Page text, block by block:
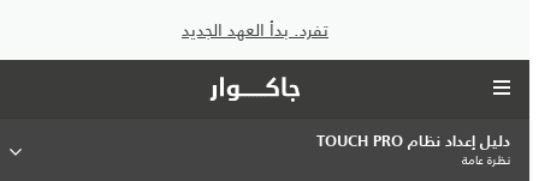
تفرد. بدأ العهد الجديد
دليل إعداد نظام TOUCH PRO
نظرة عامة